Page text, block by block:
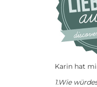
Karin hat
1.Wie